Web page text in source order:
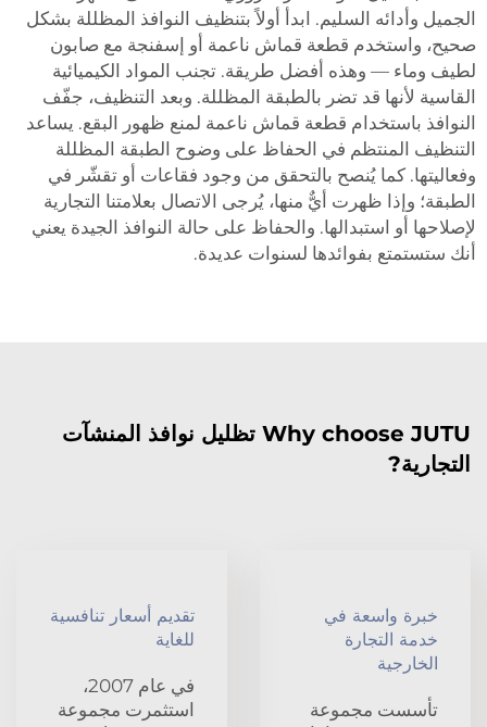
الجميل وأدائه السليم. ابدأ أولاً بتنظيف النوافذ المظللة بشكل
صحيح، واستخدم قطعة قماش ناعمة أو إسفنجة مع صابون
لطيف وماء — وهذه أفضل طريقة. تجنب المواد الكيميائية
القاسية لأنها قد تضر بالطبقة المظللة. وبعد التنظيف، جفّف
النوافذ باستخدام قطعة قماش ناعمة لمنع ظهور البقع. يساعد
التنظيف المنتظم في الحفاظ على وضوح الطبقة المظللة
وفعاليتها. كما يُنصح بالتحقق من وجود فقاعات أو تقشّر في
الطبقة؛ وإذا ظهرت أيٌّ منها، يُرجى الاتصال بعلامتنا التجارية
لإصلاحها أو استبدالها. والحفاظ على حالة النوافذ الجيدة يعني
أنك ستستمتع بفوائدها لسنوات عديدة.
Why choose JUTU تظليل نوافذ المنشآت
التجارية?
خبرة واسعة في
خدمة التجارة
الخارجية
تأسست مجموعة
تقديم أسعار تنافسية
للغاية
في عام 2007،
استثمرت مجموعة